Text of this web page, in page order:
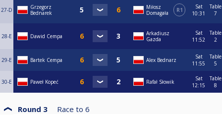
27-D
Grzegorz
Bednarek
Miłosz
Domagała
R1
Sat
10:31
Table
7
28-E Dawid Cempa
Arkadiusz
Gazda
Sat
11:52
Table
2
29-E Bartek Cempa Alex Bednarz
Sat
11:55
Table
5
30-E Paweł Kopeć Rafał Słowik
Sat
12:15
Table
8
Round 3 Race to 6